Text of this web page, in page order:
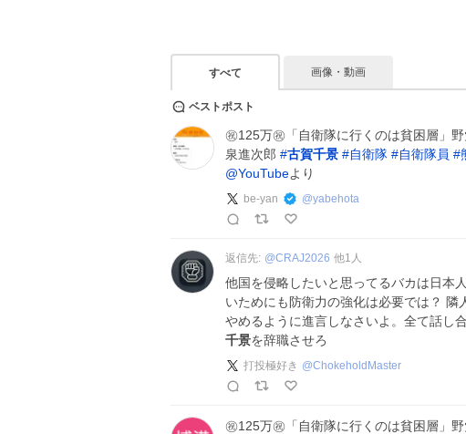
すべて 画像・動画
ベストポスト
㊗️125万㊗️「自衛隊に行くのは貧困層」
泉進次郎 #古賀千景 #自衛隊 #自衛隊員 #
@YouTubeより
be-yan @yabehota
返信先: @CRAJ2026 他1 人
他国を侵略したいと思ってるバカは日本
いためにも防衛力の強化は必要では？
やめるように進言しなさいよ。全て話し
千景を辞職させろ
打投極好き @ChokeholdMaster
㊗️125万㊗️「自衛隊に行くのは貧困層」